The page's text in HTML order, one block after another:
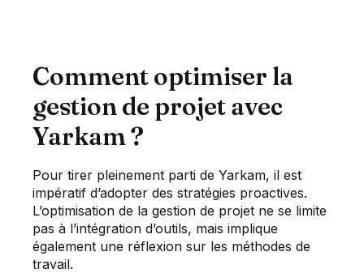
Comment optimiser la
gestion de projet avec
Yarkam ?
Pour tirer pleinement parti de Yarkam, il est
impératif d’adopter des stratégies proactives.
L’optimisation de la gestion de projet ne se limite
pas à l’intégration d’outils, mais implique
également une réflexion sur les méthodes de
travail.